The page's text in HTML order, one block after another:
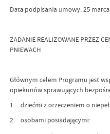
Data podpisania umowy: 25 marca
ZADANIE REALIZOWANE PRZEZ
PNIEWACH
Głównym celem Programu jest
opiekunów sprawujących
1. dziećmi z orzeczeniem o
2. osobami posiadającymi: